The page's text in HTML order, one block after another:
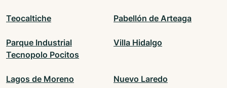
Teocaltiche Pabellón de Arteaga
Parque Industrial
Tecnopolo Pocitos
Villa Hidalgo
Lagos de Moreno Nuevo Laredo